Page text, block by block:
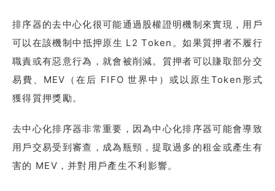
排序器的去中心化很可能通過股權證明機制來實現，用戶
可以在該機制中抵押原生 L2 Token。如果質押者不履行
職責或有惡意行為，就會被削減。質押者可以賺取部分交
易費、MEV（在后 FIFO 世界中）或以原生Token形式
獲得質押獎勵。
去中心化排序器非常重要，因為中心化排序器可能會導致
用戶交易受到審查，成為瓶頸，提取過多的租金或產生有
害的 MEV，并對用戶產生不利影響。